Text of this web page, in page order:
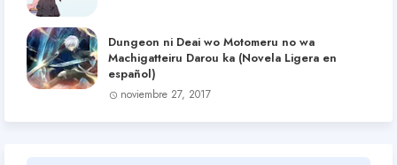
Dungeon ni Deai wo Motomeru no wa
Machigatteiru Darou ka (Novela Ligera en
español)
noviembre 27, 2017